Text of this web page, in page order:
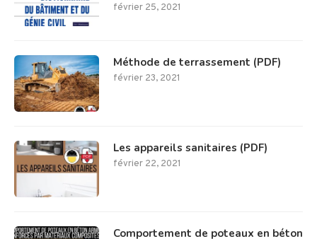
février 25, 2021
Méthode de terrassement (PDF)
février 23, 2021
Les appareils sanitaires (PDF)
février 22, 2021
Comportement de poteaux en béton